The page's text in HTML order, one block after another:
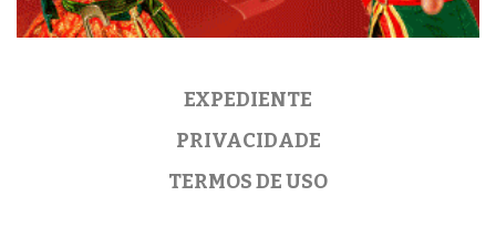
EXPEDIENTE
PRIVACIDADE
TERMOS DE USO